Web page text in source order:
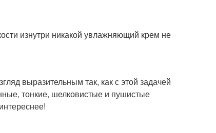
изнутри никакой увлажняющий крем не
выразительным так, как с этой задачей
тонкие, шелковистые и пушистые